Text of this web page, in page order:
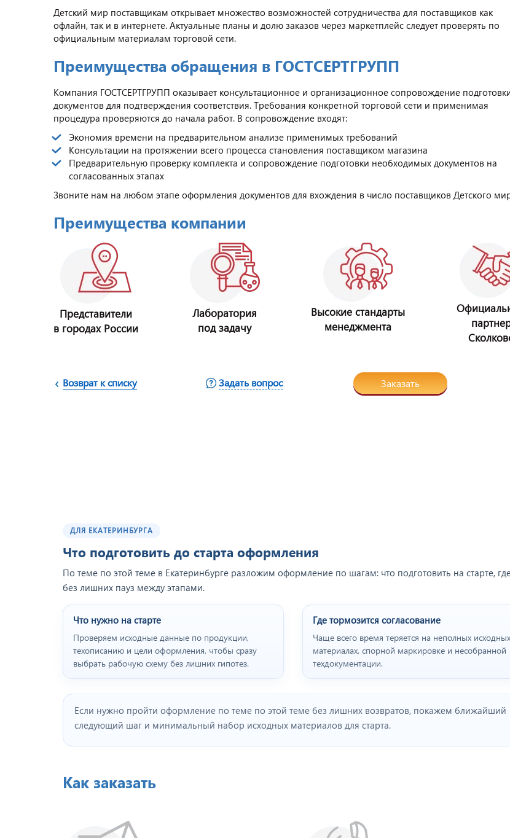
Детский мир поставщикам открывает множество возможностей сотрудничества для поставщиков как
офлайн, так и в интернете. Актуальные планы и долю заказов через маркетплейс следует проверять по
официальным материалам торговой сети.
Преимущества обращения в ГОСТСЕРТГРУПП
Компания ГОСТСЕРТГРУПП оказывает консультационное и организационное сопровождение
документов для подтверждения соответствия. Требования конкретной торговой сети и применимая
процедура проверяются до начала работ. В сопровождение входят:
Экономия времени на предварительном анализе применимых требований
Консультации на протяжении всего процесса становления поставщиком магазина
Предварительную проверку комплекта и сопровождение подготовки необходимых документов на
согласованных этапах
Звоните нам на любом этапе оформления документов для вхождения в число поставщиков Детского
Преимущества компании
Представители
в городах России
Лаборатория
под задачу
Высокие стандарты
менеджмента
Возврат к списку Задать вопрос Заказать
ДЛЯ ЕКАТЕРИНБУРГА
Что подготовить до старта оформления
По теме по этой теме в Екатеринбурге разложим оформление по шагам: что подготовить на старте,
без лишних пауз между этапами.
Что нужно на старте
Проверяем исходные данные по продукции,
техописанию и цели оформления, чтобы сразу
выбрать рабочую схему без лишних гипотез.
Где тормозится согласование
Чаще всего время теряется на неполных исходных
материалах, спорной маркировке и несобранной
техдокументации.
Если нужно пройти оформление по теме по этой теме без лишних возвратов, покажем ближайший
следующий шаг и минимальный набор исходных материалов для старта.
Как заказать